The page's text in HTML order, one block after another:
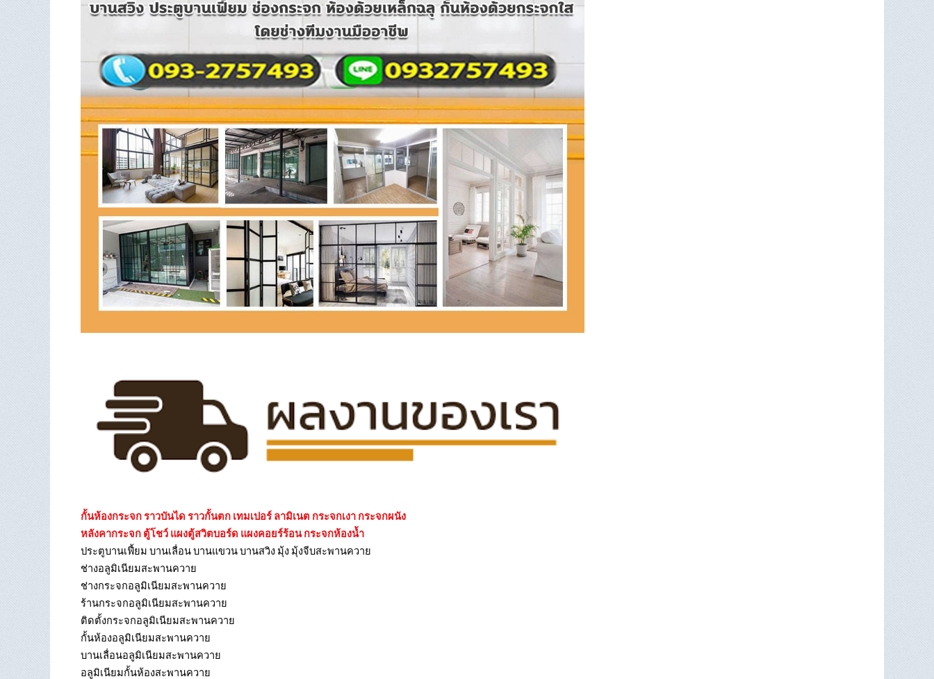
กั้นห้องกระจก ราวบันได ราวกั้นตก เทมเปอร์ ลามิเนต กระจกเงา กระจกผนัง
หลังคากระจก ตู้โชว์ แผงตู้สวิตบอร์ด แผงคอยร์ร้อน กระจกห้องน้ำ
ประตูบานเฟี้ยม บานเลื่อน บานแขวน บานสวิง มุ้ง มุ้งจีบสะพานควาย
ช่างอลูมิเนียมสะพานควาย
ช่างกระจกอลูมิเนียมสะพานควาย
ร้านกระจกอลูมิเนียมสะพานควาย
ติดตั้งกระจกอลูมิเนียมสะพานควาย
กั้นห้องอลูมิเนียมสะพานควาย
บานเลื่อนอลูมิเนียมสะพานควาย
อลูมิเนียมกั้นห้องสะพานควาย